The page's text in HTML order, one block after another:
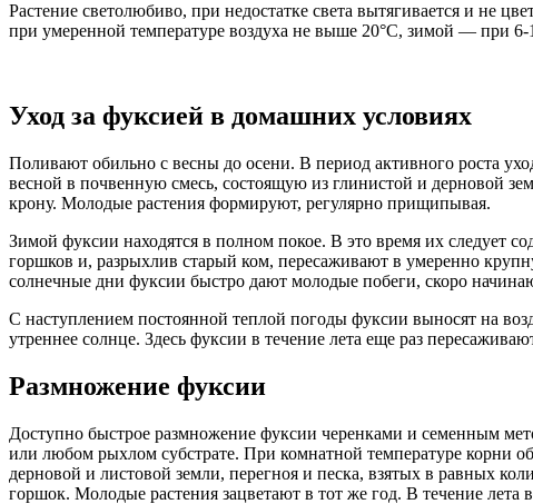
Растение светолюбиво, при недостатке света вытягивается и не
при умеренной температуре воздуха не выше 20°С, зимой — при 6-
Уход за фуксией в домашних условиях
Поливают обильно с весны до осени. В период активного роста
весной в почвенную смесь, состоящую из глинистой и дерновой
крону. Молодые растения формируют, регулярно прищипывая.
Зимой фуксии находятся в полном покое. В это время их следует
горшков и, разрыхлив старый ком, пересаживают в умеренно
солнечные дни фуксии быстро дают молодые побеги, скоро
С наступлением постоянной теплой погоды фуксии выносят на
утреннее солнце. Здесь фуксии в течение лета еще раз
Размножение фуксии
Доступно быстрое размножение фуксии черенками и семенным
или любом рыхлом субстрате. При комнатной температуре корни
дерновой и листовой земли, перегноя и песка, взятых в равных
горшок. Молодые растения зацветают в тот же год. В течение лета